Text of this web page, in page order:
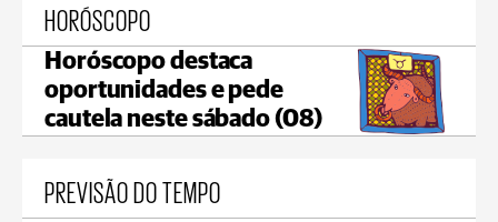
HORÓSCOPO
Horóscopo destaca
oportunidades e pede
cautela neste sábado (08)
PREVISÃO DO TEMPO